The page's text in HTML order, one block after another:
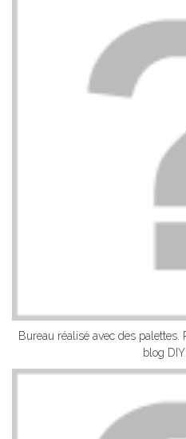
Bureau réalisé avec des
blog